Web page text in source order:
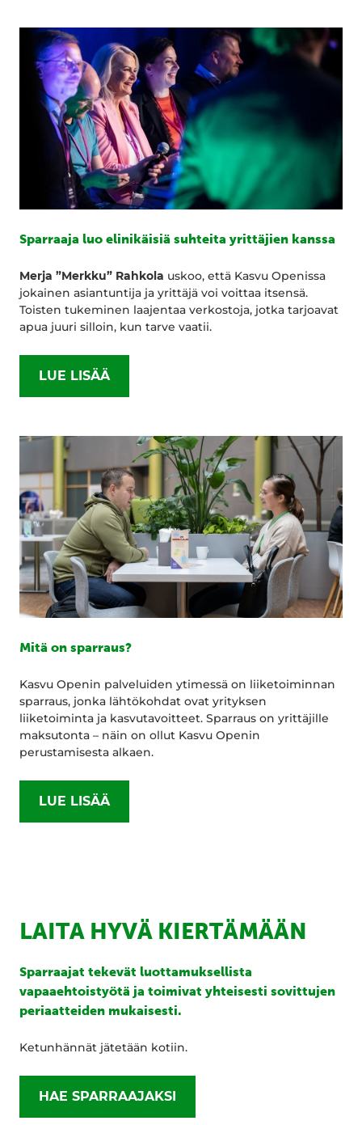
Sparraaja luo elinikäisiä suhteita yrittäjien kanssa
Merja ”Merkku” Rahkola uskoo, että Kasvu Openissa
jokainen asiantuntija ja yrittäjä voi voittaa itsensä.
Toisten tukeminen laajentaa verkostoja, jotka tarjoavat
apua juuri silloin, kun tarve vaatii.
LUE LISÄÄ
Mitä on sparraus?
Kasvu Openin palveluiden ytimessä on liiketoiminnan
sparraus, jonka lähtökohdat ovat yrityksen
liiketoiminta ja kasvutavoitteet. Sparraus on yrittäjille
maksutonta – näin on ollut Kasvu Openin
perustamisesta alkaen.
LUE LISÄÄ
LAITA HYVÄ KIERTÄMÄÄN
Sparraajat tekevät luottamuksellista
vapaaehtoistyötä ja toimivat yhteisesti sovittujen
periaatteiden mukaisesti.
Ketunhännät jätetään kotiin.
HAE SPARRAAJAKSI